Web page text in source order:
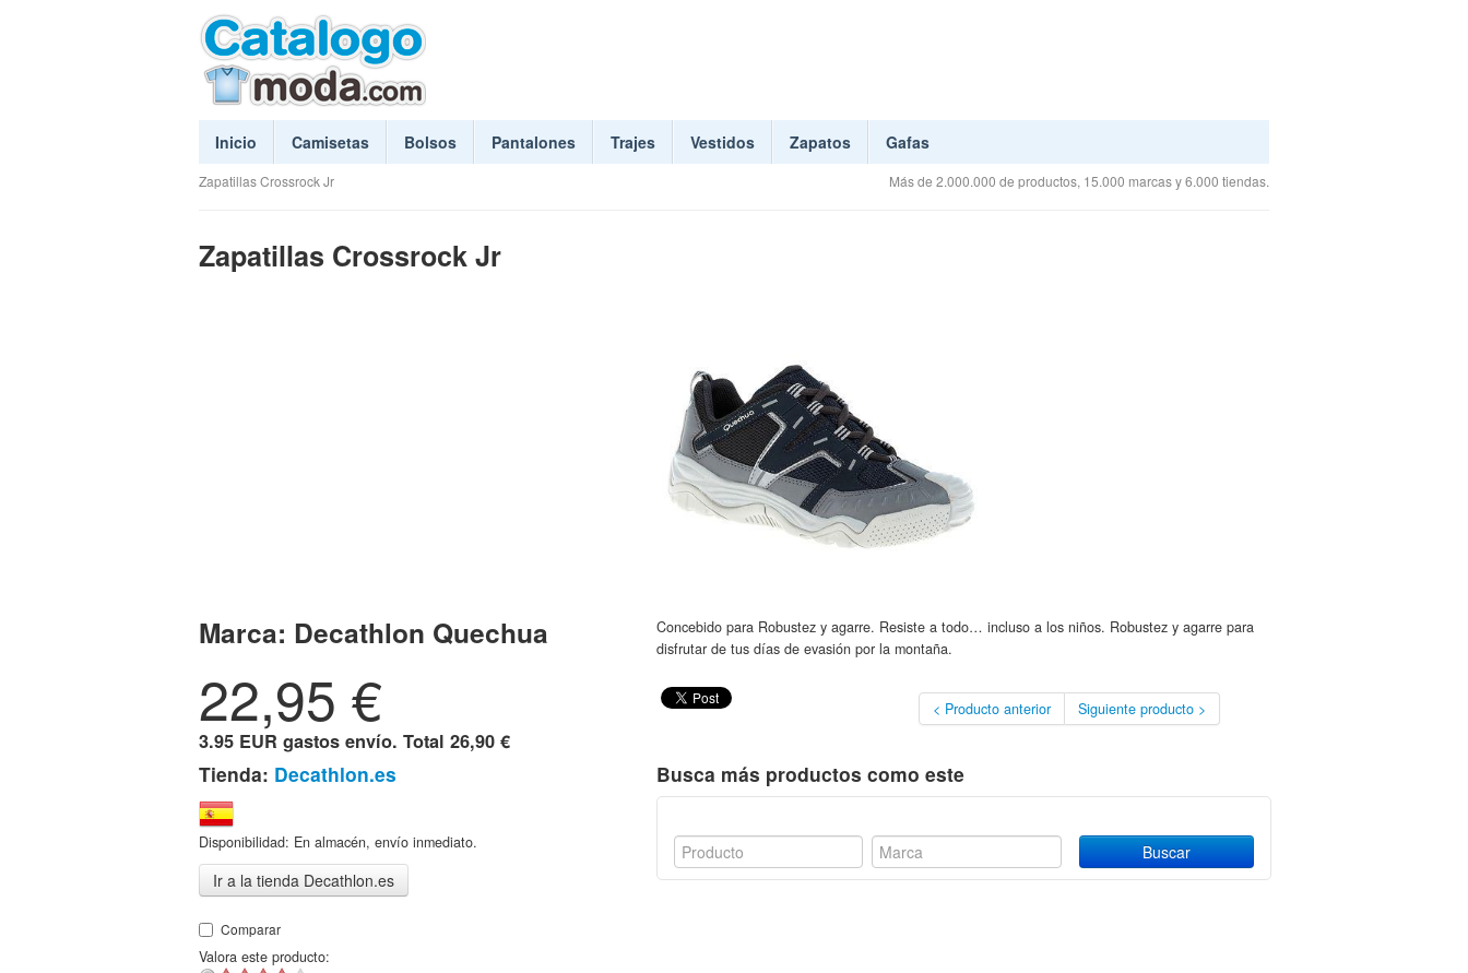
Inicio Camisetas Bolsos Pantalones Trajes Vestidos Zapatos Gafas
Zapatillas Crossrock Jr Más de 2.000.000 de productos, 15.000 marcas y 6.000 tiendas.
Zapatillas Crossrock Jr
Marca: Decathlon Quechua
22,95 €
3.95 EUR gastos envío. Total 26,90 €
Tienda: Decathlon.es
Disponibilidad: En almacén, envío inmediato.
Ir a la tienda Decathlon.es
Comparar
Valora este producto:
Concebido para Robustez y agarre. Resiste a todo… incluso a los niños. Robustez y agarre para
disfrutar de tus días de evasión por la montaña.
< Producto anterior Siguiente producto >
Busca más productos como este